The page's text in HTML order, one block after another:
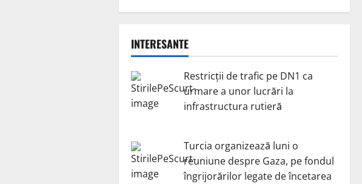
INTERESANTE
Restricții de trafic pe DN1 ca
urmare a unor lucrări la
infrastructura rutieră
Turcia organizează luni o
reuniune despre Gaza, pe fondul
îngrijorărilor legate de încetarea